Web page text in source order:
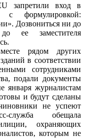
запретили вход в
с формулировкой:
Дозвониться ни до
ее заместителя
рядом других
в соответствии
сотрудниками
подали документы
января журналистам
и будут сделаны
не успеют
служба обещала
охраняющих
которым не